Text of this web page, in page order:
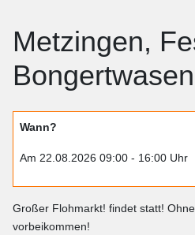
Metzingen,
Bongertwasen
Wann?
Am 22.08.2026 09:00 - 16:00 Uhr
Großer Flohmarkt! findet statt!
vorbeikommen!